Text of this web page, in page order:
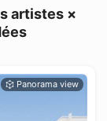
artistes ×